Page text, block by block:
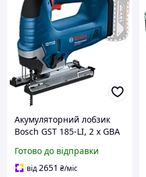
Акумуляторний лобзик
Bosch GST 185-LI, 2 x GBA
кейс (06015B3024)
Готово до відправки
від2651 ₴/міс